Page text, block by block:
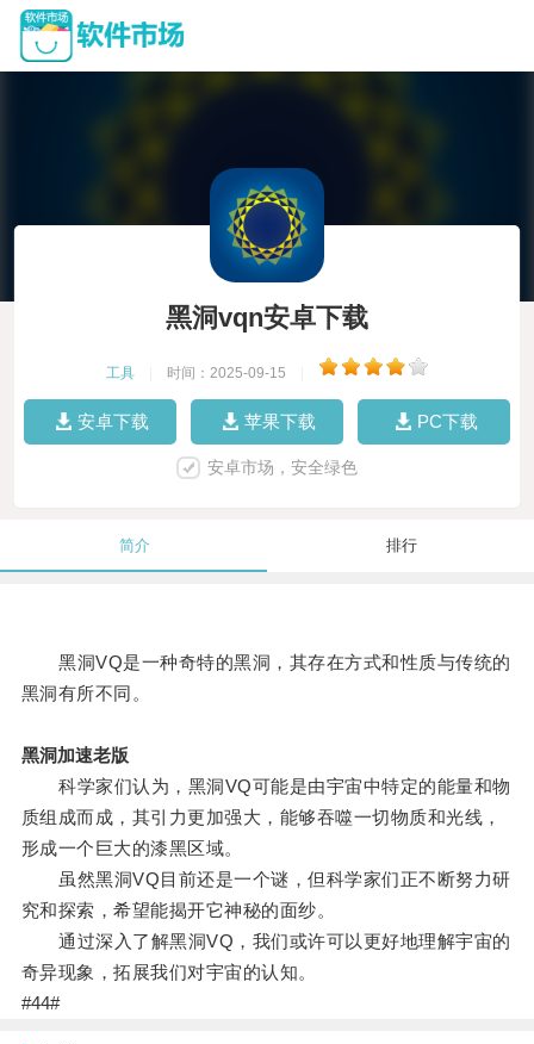
黑洞vqn安卓下载
工具 时间：2025-09-15
安卓下载 苹果下载 PC下载
安卓市场，安全绿色
简介 排行
黑洞VQ是一种奇特的黑洞，其存在方式和性质与传统的
黑洞有所不同。
黑洞加速老版
科学家们认为，黑洞VQ可能是由宇宙中特定的能量和物
质组成而成，其引力更加强大，能够吞噬一切物质和光线，
形成一个巨大的漆黑区域。
虽然黑洞VQ目前还是一个谜，但科学家们正不断努力研
究和探索，希望能揭开它神秘的面纱。
通过深入了解黑洞VQ，我们或许可以更好地理解宇宙的
奇异现象，拓展我们对宇宙的认知。
#44#